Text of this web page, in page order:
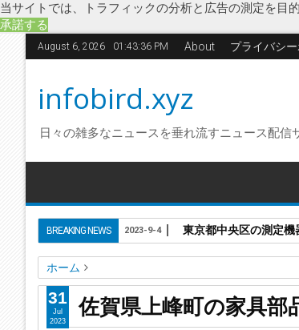
当サイトでは、トラフィックの分析と広告の測定を目
承諾する
August 6, 2026 01:43:36 PM About プライバシ
infobird.xyz
日々の雑多なニュースを垂れ流すニュース配信
BREAKING NEWS 東京都中央区の測定
2023-9-4
ホーム
アドバンス
つみにっか 家具部品製造業 企業
佐賀県上峰町の家具部品製造業「有限会社アド
佐賀県上峰町の家具部
31
Jul
2023